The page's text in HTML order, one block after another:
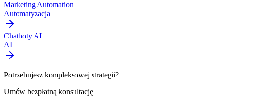
Marketing Automation
Automatyzacja
Chatboty AI
AI
Potrzebujesz kompleksowej strategii?
Umów bezpłatną konsultację